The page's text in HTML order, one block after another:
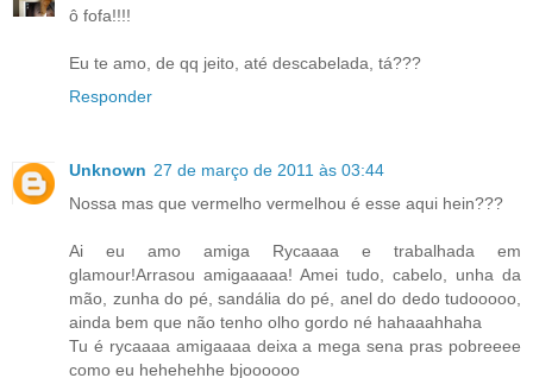
ô fofa!!!!
Eu te amo, de qq jeito, até descabelada, tá???
Responder
Unknown 27 de março de 2011 às 03:44
Nossa mas que vermelho vermelhou é esse aqui hein???
Ai eu amo amiga Rycaaaa e trabalhada em
glamour!Arrasou amigaaaaa! Amei tudo, cabelo, unha da
mão, zunha do pé, sandália do pé, anel do dedo tudooooo,
ainda bem que não tenho olho gordo né hahaaahhaha
Tu é rycaaaa amigaaaa deixa a mega sena pras pobreeee
como eu hehehehhe bjoooooo